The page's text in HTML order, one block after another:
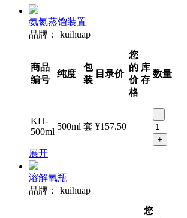
氨氮蒸馏装置
品牌：
kuihuap
商品
编号
纯度
包
装
目录价
您
的
价
格
库
存
数量
KH-
500ml
500ml 套 ¥157.50
-
+
展开
溶解氧瓶
品牌：
kuihuap
您